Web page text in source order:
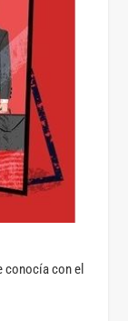
conocía con el